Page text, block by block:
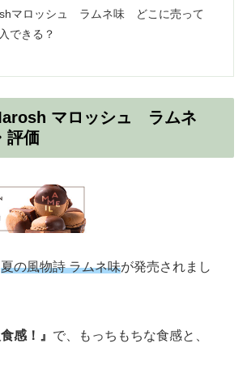
マロッシュ ラムネ味 どこに売って
できる？
マロッシュ ラムネ
評価
夏の風物詩 ラムネ味が発売されまし
感！』 で、もっちもちな食感と、